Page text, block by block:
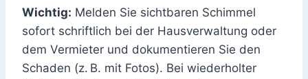
Wichtig: Melden Sie sichtbaren Schimmel
sofort schriftlich bei der Hausverwaltung oder
dem Vermieter und dokumentieren Sie den
Schaden (z. B. mit Fotos). Bei wiederholter